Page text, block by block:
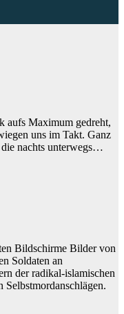
aufs Maximum gedreht,
uns im Takt. Ganz
die nachts unterwegs…
Bildschirme Bilder von
Soldaten an
der radikal-islamischen